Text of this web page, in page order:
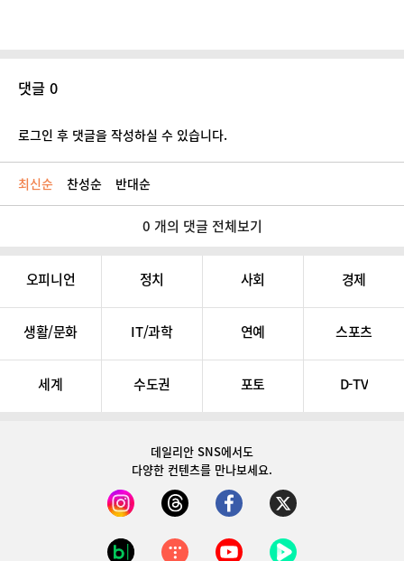
댓글 0
로그인 후 댓글을 작성하실 수 있습니다.
최신순 찬성순 반대순
0 개의 댓글 전체보기
오피니언 정치 사회 경제
생활/문화 IT/과학 연예 스포츠
세계 수도권 포토 D-TV
데일리안 SNS에서도
다양한 컨텐츠를 만나보세요.